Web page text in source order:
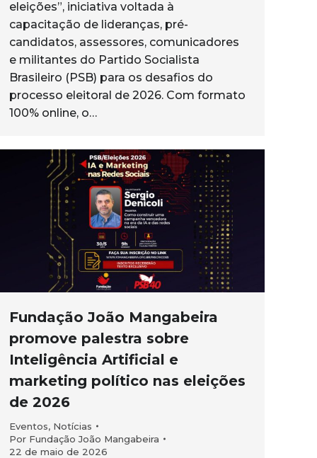
eleições”, iniciativa voltada à
capacitação de lideranças, pré-
candidatos, assessores, comunicadores
e militantes do Partido Socialista
Brasileiro (PSB) para os desafios do
processo eleitoral de 2026. Com formato
100% online, o…
Fundação João Mangabeira
promove palestra sobre
Inteligência Artificial e
marketing político nas eleições
de 2026
Eventos, Notícias
Por Fundação João Mangabeira
22 de maio de 2026